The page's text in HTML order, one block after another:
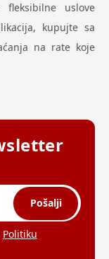
uslove
kupujte sa
na rate koje
Pošalji
Politiku